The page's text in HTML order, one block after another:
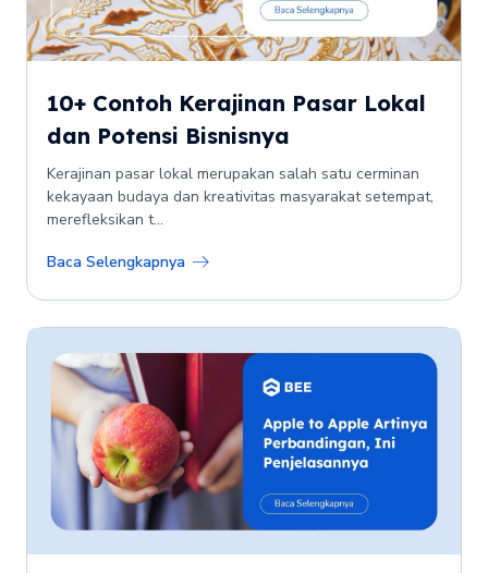
10+ Contoh Kerajinan Pasar Lokal
dan Potensi Bisnisnya
Kerajinan pasar lokal merupakan salah satu cerminan
kekayaan budaya dan kreativitas masyarakat setempat,
merefleksikan t...
Baca Selengkapnya